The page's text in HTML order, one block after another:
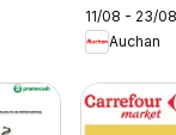
11/08 - 23/
Auchan